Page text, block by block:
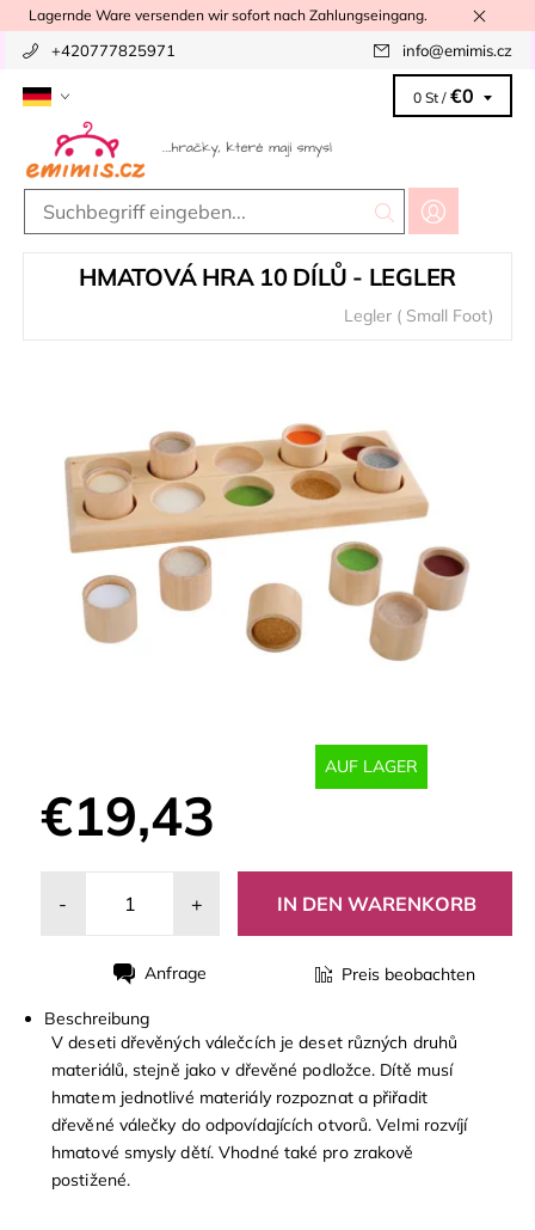
Lagernde Ware versenden wir sofort nach Zahlungseingang.
+420777825971 info@emimis.cz
0 St / €0
HMATOVÁ HRA 10 DÍLŮ - LEGLER
Legler ( Small Foot)
AUF LAGER
€19,43
- +
Anfrage Preis beobachten
Beschreibung
V deseti dřevěných válečcích je deset různých druhů
materiálů, stejně jako v dřevěné podložce. Dítě musí
hmatem jednotlivé materiály rozpoznat a přiřadit
dřevěné válečky do odpovídajících otvorů. Velmi rozvíjí
hmatové smysly dětí. Vhodné také pro zrakově
postižené.